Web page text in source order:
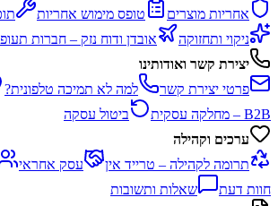
אחריות מוצרים
טופס מימוש אחריות
ניקוי ותחזוקה
אובדן ודוח נזק – חברות
יצירת קשר ואודותינו
פרטי יצירת קשר
למה לא תמיכה טלפונית?
B2B – מחלקה עסקית
ביטול עסקה
ערכים וקהילה
תרומה לקהילה – טרייד אין
עסק אחראי
חוות דעת
שאלות ותשובות